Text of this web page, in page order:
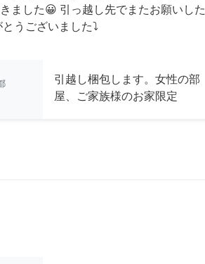
ました😀 引っ越し先でまたお願いした
うございました⤵
引越し梱包します。女性の部
屋、ご家族様のお家限定